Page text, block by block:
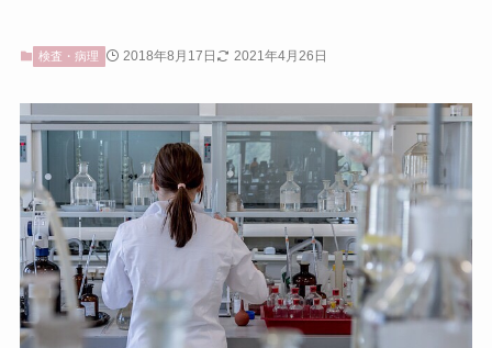
検査・病理 2018年8月17日 2021年4月26日